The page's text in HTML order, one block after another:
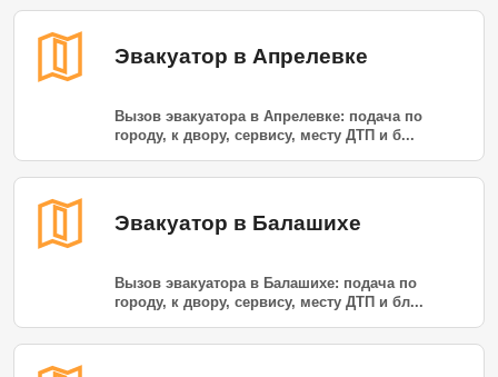
Эвакуатор в Апрелевке
Вызов эвакуатора в Апрелевке: подача по
городу, к двору, сервису, месту ДТП и б...
Эвакуатор в Балашихе
Вызов эвакуатора в Балашихе: подача по
городу, к двору, сервису, месту ДТП и бл...